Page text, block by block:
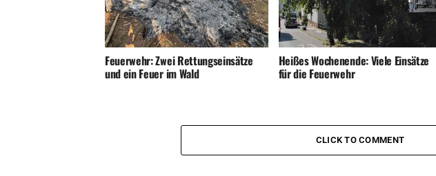
Feuerwehr: Zwei Rettungseinsätze
und ein Feuer im Wald
Heißes Wochenende: Viele Einsätze
für die Feuerwehr
CLICK TO COMMENT